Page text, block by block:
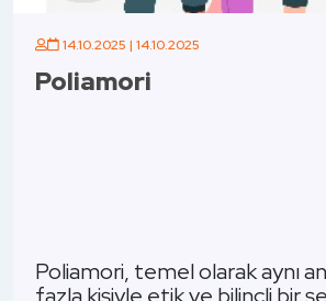
aynı anda birden
bir şekilde